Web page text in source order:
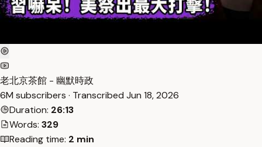
老北京茶館 - 幽默時政
6M subscribers · Transcribed Jun 18, 2026
Duration: 26:13
Words: 329
Reading time: 2 min